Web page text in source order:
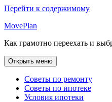
Перейти к содержимому
MovePlan
Как грамотно переехать и
Открыть меню
Советы по ремонту
Советы по ипотеке
Условия ипотеки